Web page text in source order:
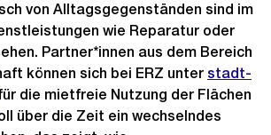
von Alltagsgegenständen sind im
wie Reparatur oder
Partner*innen aus dem Bereich
können sich bei ERZ unter stadt-
die mietfreie Nutzung der Flächen
über die Zeit ein wechselndes